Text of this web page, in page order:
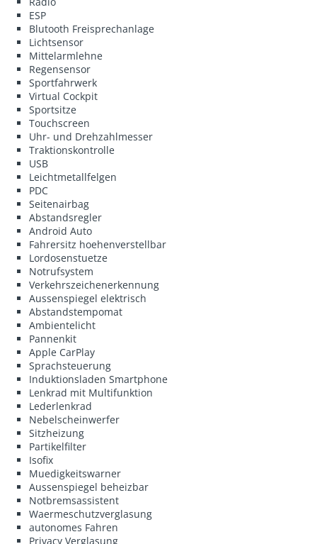
ESP
Blutooth Freisprechanlage
Lichtsensor
Mittelarmlehne
Regensensor
Sportfahrwerk
Virtual Cockpit
Sportsitze
Touchscreen
Uhr- und Drehzahlmesser
Traktionskontrolle
USB
Leichtmetallfelgen
PDC
Seitenairbag
Abstandsregler
Android Auto
Fahrersitz hoehenverstellbar
Lordosenstuetze
Notrufsystem
Verkehrszeichenerkennung
Aussenspiegel elektrisch
Abstandstempomat
Ambientelicht
Pannenkit
Apple CarPlay
Sprachsteuerung
Induktionsladen Smartphone
Lenkrad mit Multifunktion
Lederlenkrad
Nebelscheinwerfer
Sitzheizung
Partikelfilter
Isofix
Muedigkeitswarner
Aussenspiegel beheizbar
Notbremsassistent
Waermeschutzverglasung
autonomes Fahren
Privacy Verglasung